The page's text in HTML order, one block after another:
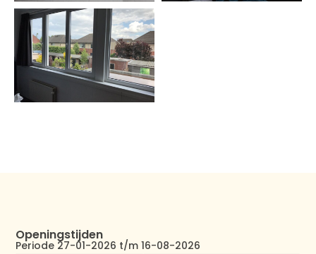
Openingstijden
Periode 27-01-2026 t/m 16-08-2026